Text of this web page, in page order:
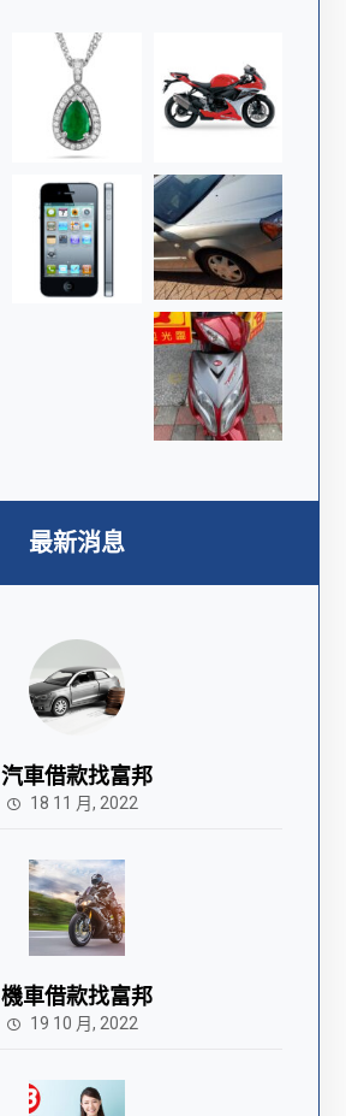
最新消息
汽車借款找富邦
18 11 月, 2022
機車借款找富邦
19 10 月, 2022